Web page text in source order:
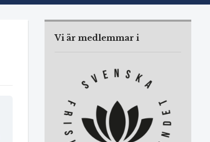
Vi är medlemmar i